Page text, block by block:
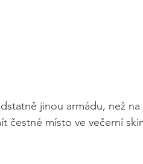
jinou armádu, než
čestné místo ve večerní